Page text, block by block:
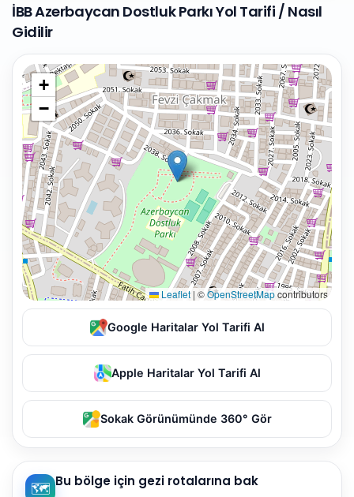
İBB Azerbaycan Dostluk Parkı Yol Tarifi / Nasıl
Gidilir
+
−
Leaflet | ©OpenStreetMapcontributors
Google Haritalar Yol Tarifi Al
Apple Haritalar Yol Tarifi Al
Sokak Görünümünde 360° Gör
🗺️ Bu bölge için gezi rotalarına bak